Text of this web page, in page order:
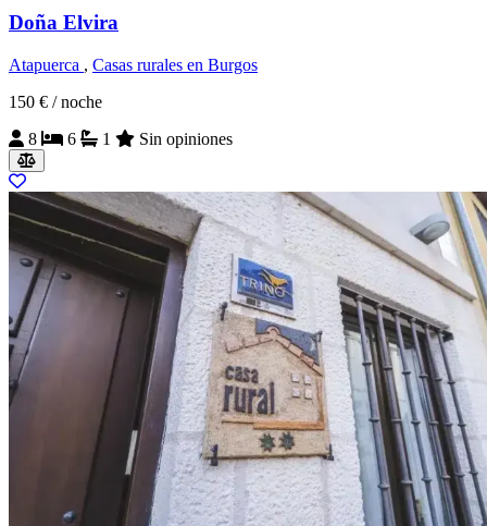
Doña Elvira
Atapuerca , Casas rurales en Burgos
150 € / noche
8
6 1 Sin opiniones